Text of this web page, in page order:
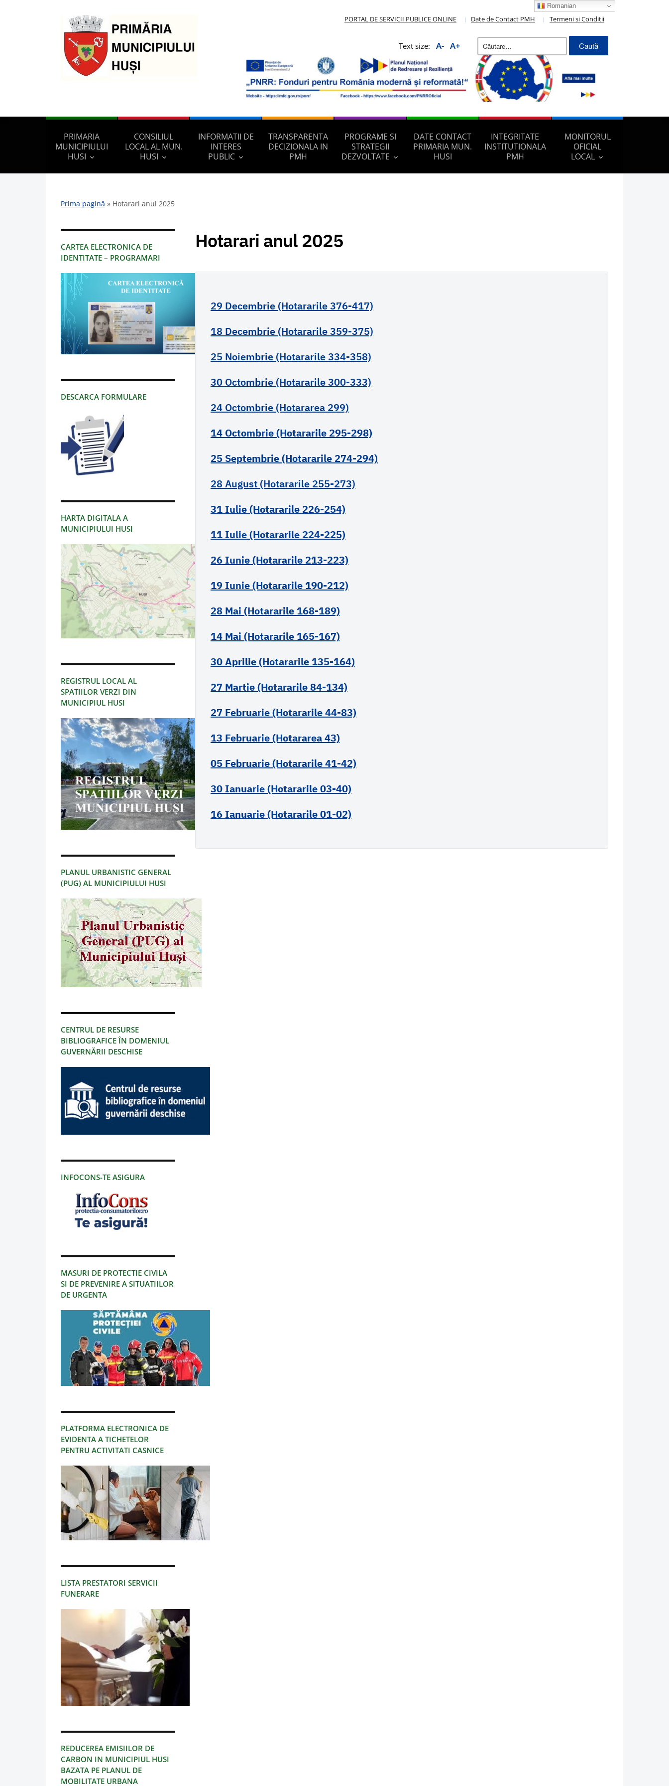
PORTAL DE SERVICII PUBLICE ONLINE Date de Contact PMH Termeni si Conditii
Text size: A- A+
Caută
după:
PRIMARIA
MUNICIPIULUI
HUSI
CONSILIUL
LOCAL AL MUN.
HUSI
INFORMATII DE
INTERES
PUBLIC
TRANSPARENTA
DECIZIONALA IN
PMH
PROGRAME SI
STRATEGII
DEZVOLTATE
DATE CONTACT
PRIMARIA MUN.
HUSI
INTEGRITATE
INSTITUTIONALA
PMH
MONITORUL
OFICIAL
LOCAL
Prima pagină » Hotarari anul 2025
CARTEA ELECTRONICA DE
IDENTITATE – PROGRAMARI
DESCARCA FORMULARE
HARTA DIGITALA A
MUNICIPIULUI HUSI
REGISTRUL LOCAL AL
SPATIILOR VERZI DIN
MUNICIPIUL HUSI
PLANUL URBANISTIC GENERAL
(PUG) AL MUNICIPIULUI HUSI
CENTRUL DE RESURSE
BIBLIOGRAFICE ÎN DOMENIUL
GUVERNĂRII DESCHISE
INFOCONS-TE ASIGURA
MASURI DE PROTECTIE CIVILA
SI DE PREVENIRE A SITUATIILOR
DE URGENTA
PLATFORMA ELECTRONICA DE
EVIDENTA A TICHETELOR
PENTRU ACTIVITATI CASNICE
LISTA PRESTATORI SERVICII
FUNERARE
REDUCEREA EMISIILOR DE
CARBON IN MUNICIPIUL HUSI
BAZATA PE PLANUL DE
MOBILITATE URBANA
Hotarari anul 2025
29 Decembrie (Hotararile 376-417)
18 Decembrie (Hotararile 359-375)
25 Noiembrie (Hotararile 334-358)
30 Octombrie (Hotararile 300-333)
24 Octombrie (Hotararea 299)
14 Octombrie (Hotararile 295-298)
25 Septembrie (Hotararile 274-294)
28 August (Hotararile 255-273)
31 Iulie (Hotararile 226-254)
11 Iulie (Hotararile 224-225)
26 Iunie (Hotararile 213-223)
19 Iunie (Hotararile 190-212)
28 Mai (Hotararile 168-189)
14 Mai (Hotararile 165-167)
30 Aprilie (Hotararile 135-164)
27 Martie (Hotararile 84-134)
27 Februarie (Hotararile 44-83)
13 Februarie (Hotararea 43)
05 Februarie (Hotararile 41-42)
30 Ianuarie (Hotararile 03-40)
16 Ianuarie (Hotararile 01-02)
Romanian